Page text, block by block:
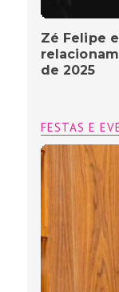
Zé Felipe
de 2025
FESTAS E